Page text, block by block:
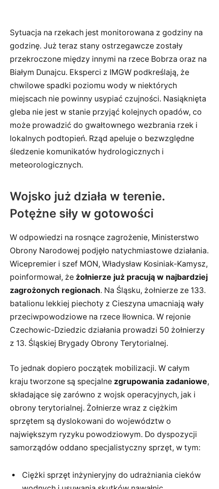
Sytuacja na rzekach jest monitorowana z godziny na
godzinę. Już teraz stany ostrzegawcze zostały
przekroczone między innymi na rzece Bobrza oraz na
Białym Dunajcu. Eksperci z IMGW podkreślają, że
chwilowe spadki poziomu wody w niektórych
miejscach nie powinny usypiać czujności. Nasiąknięta
gleba nie jest w stanie przyjąć kolejnych opadów, co
może prowadzić do gwałtownego wezbrania rzek i
lokalnych podtopień. Rząd apeluje o bezwzględne
śledzenie komunikatów hydrologicznych i
meteorologicznych.
Wojsko już działa w terenie.
Potężne siły w gotowości
W odpowiedzi na rosnące zagrożenie, Ministerstwo
Obrony Narodowej podjęło natychmiastowe działania.
Wicepremier i szef MON, Władysław Kosiniak-Kamysz,
poinformował, że żołnierze już pracują w najbardziej
zagrożonych regionach. Na Śląsku, żołnierze ze 133.
batalionu lekkiej piechoty z Cieszyna umacniają wały
przeciwpowodziowe na rzece Iłownica. W rejonie
Czechowic-Dziedzic działania prowadzi 50 żołnierzy
z 13. Śląskiej Brygady Obrony Terytorialnej.
To jednak dopiero początek mobilizacji. W całym
kraju tworzone są specjalne zgrupowania zadaniowe,
składające się zarówno z wojsk operacyjnych, jak i
obrony terytorialnej. Żołnierze wraz z ciężkim
sprzętem są dyslokowani do województw o
największym ryzyku powodziowym. Do dyspozycji
samorządów oddano specjalistyczny sprzęt, w tym:
Ciężki sprzęt inżynieryjny do udrażniania cieków